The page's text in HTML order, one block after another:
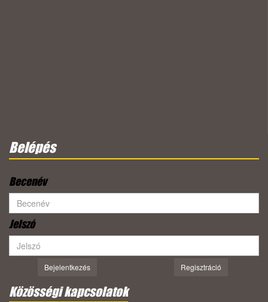
Belépés
Becenév
Jelszó
Bejelentkezés Regisztráció
Közösségi kapcsolatok